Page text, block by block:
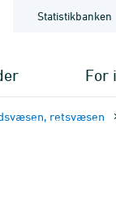
Statistikbanken
For
retsvæsen